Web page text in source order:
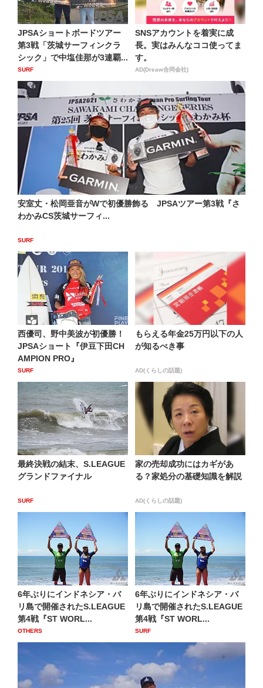
JPSAショートボードツアー
第3戦「茨城サーフィンクラ
シック」で中塩佳那が3連覇...
SURF
SNSアカウントを着実に成
長。実はみんなココ使ってま
す。
AD(Dreaw合同会社)
安室丈・松岡亜音がWで初優勝飾る JPSAツアー第3戦『さ
わかみCS茨城サーフィ...
SURF
西優司、野中美波が初優勝！
JPSAショート『伊豆下田CH
AMPION PRO』
SURF
もらえる年金25万円以下の人
が知るべき事
AD(くらしの話題)
最終決戦の結末、S.LEAGUE
グランドファイナル
SURF
家の売却成功にはカギがあ
る？家処分の基礎知識を解説
AD(くらしの話題)
6年ぶりにインドネシア・バ
リ島で開催されたS.LEAGUE
第4戦『ST WORL...
OTHERS
6年ぶりにインドネシア・バ
リ島で開催されたS.LEAGUE
第4戦『ST WORL...
SURF